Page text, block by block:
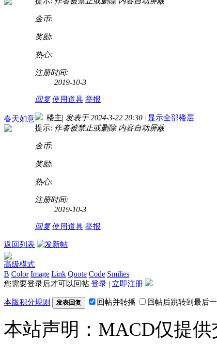
金币:
奖励:
热心:
注册时间:
2019-10-3
回复 使用道具 举报
春天如意 楼主| 发表于 2024-3-22 20:30 | 显示全部楼层
提示: 作者被禁止或删除 内容自动屏蔽
金币:
奖励:
热心:
注册时间:
2019-10-3
回复 使用道具 举报
返回列表
高级模式
B Color Image Link Quote Code Smilies
您需要登录后才可以回帖 登录 | 立即注册
本版积分规则 发表回复 回帖并转播 回帖后跳转到最后
本站声明：MACD仅提